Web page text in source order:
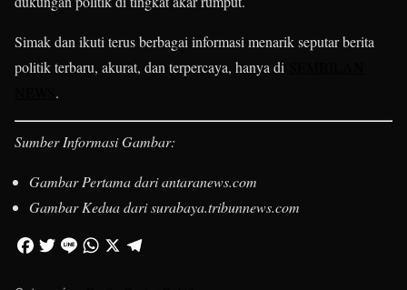
Simak dan ikuti terus berbagai informasi menarik seputar berita
politik terbaru, akurat, dan terpercaya, hanya di
.
Sumber Informasi Gambar:
Gambar Pertama dari antaranews.com
Gambar Kedua dari surabaya.tribunnews.com